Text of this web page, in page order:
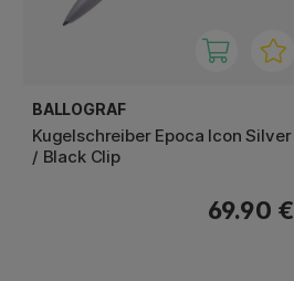
BALLOGRAF
Kugelschreiber Epoca Icon Silver
/ Black Clip
69.90 €